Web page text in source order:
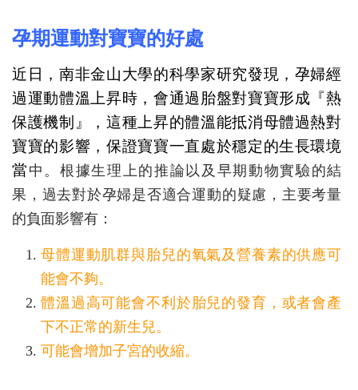
孕期運動對寶寶的好處
近日，南非金山大學的科學家研究發現，孕婦經
過運動體溫上昇時，會通過胎盤對寶寶形成『熱
保護機制』，這種上昇的體溫能抵消母體過熱對
寶寶的影響，保證寶寶一直處於穩定的生長環境
當 中。根據生理上的推論以及早期動物實驗的結
果，過去對於孕婦是否適合運動的疑慮，主要考量
的負面影響有：
母體運動肌群與胎兒的氧氣及營養素的供應可
能會不夠。
體溫過高可能會不利於胎兒的發育，或者會產
下不正常的新生兒。
可能會增加子宮的收縮。